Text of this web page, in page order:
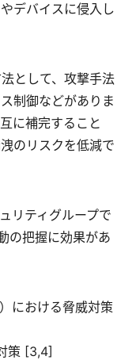
デバイスに侵入し
として、攻撃手法
制御などがありま
に補完すること
のリスクを低減で
リティグループで
の把握に効果があ
における脅威対策
策 [3,4]